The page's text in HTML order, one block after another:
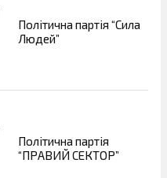
Політична партія “Сила
Людей”
Політична партія
“ПРАВИЙ СЕКТОР”